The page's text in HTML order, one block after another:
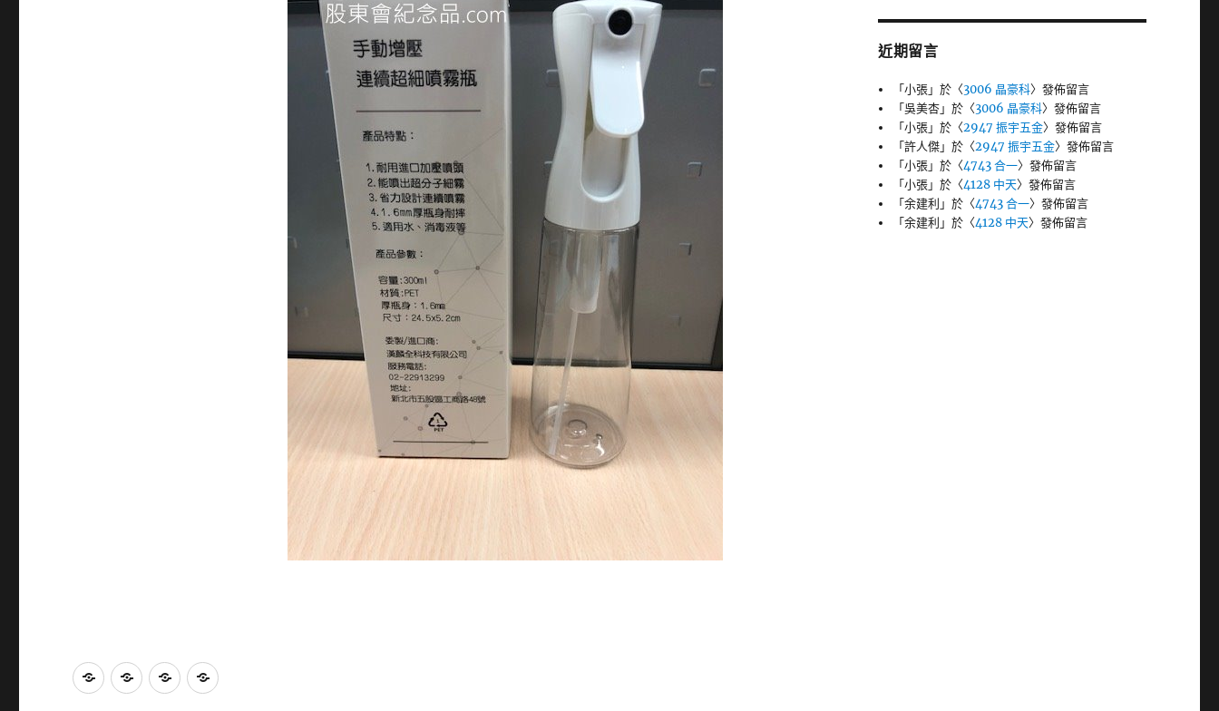
近期留言
「小張」於〈3006 晶豪科〉發佈留言
「吳美杏」於〈3006 晶豪科〉發佈留言
「小張」於〈2947 振宇五金〉發佈留言
「許人傑」於〈2947 振宇五金〉發佈留言
「小張」於〈4743 合一〉發佈留言
「小張」於〈4128 中天〉發佈留言
「余建利 」於〈4743 合一〉發佈留言
「余建利 」於〈4128 中天〉發佈留言
115
115
常
贊